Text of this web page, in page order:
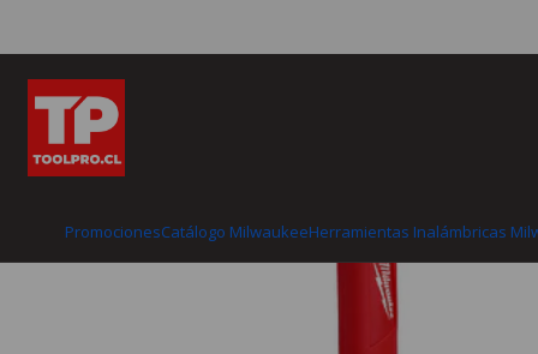
PromocionesCatálogo MilwaukeeHerramientas Inalámbricas